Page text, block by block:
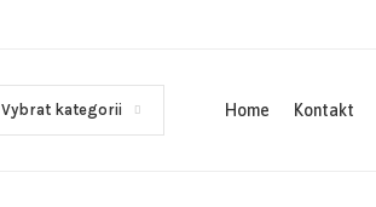
Vybrat kategorii Home Kontakt